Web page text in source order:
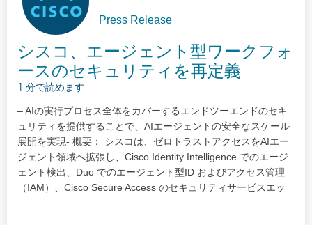
Press Release
シスコ、エージェント型ワークフォ
ースのセキュリティを再定義
1 分で読めます
– AIの実行プロセス全体をカバーするエンドツーエンドのセキ
ュリティを提供することで、AIエージェントの安全なスケール
展開を実現- 概要： シスコは、ゼロトラストアクセスをAIエー
ジェント領域へ拡張し、Cisco Identity Intelligence でのエージ
ェント検出、Duo でのエージェント型ID およびアクセス管理
（IAM）、Cisco Secure Access のセキュリティサービスエッ